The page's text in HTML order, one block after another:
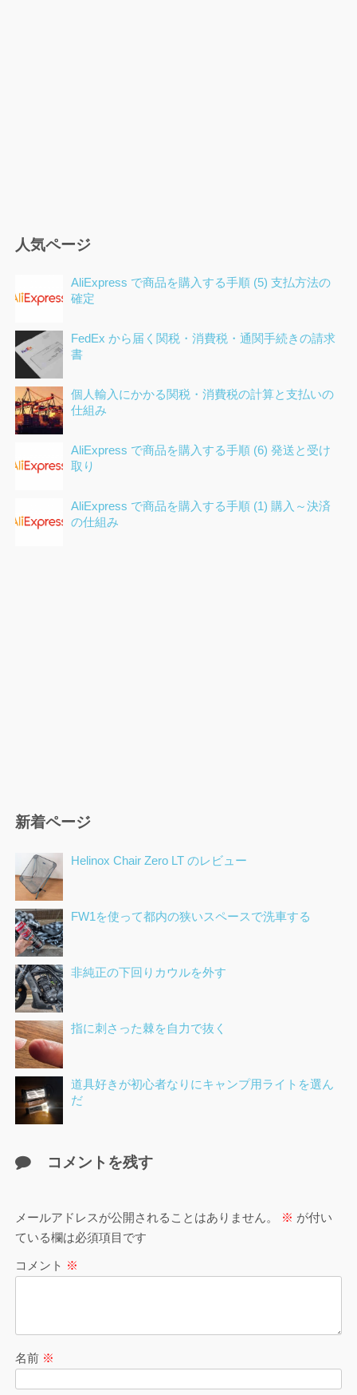
人気ページ
AliExpress で商品を購入する手順 (5) 支払方法の
確定
FedEx から届く関税・消費税・通関手続きの請求
書
個人輸入にかかる関税・消費税の計算と支払いの
仕組み
AliExpress で商品を購入する手順 (6) 発送と受け
取り
AliExpress で商品を購入する手順 (1) 購入～決済
の仕組み
新着ページ
Helinox Chair Zero LT のレビュー
FW1を使って都内の狭いスペースで洗車する
非純正の下回りカウルを外す
指に刺さった棘を自力で抜く
道具好きが初心者なりにキャンプ用ライトを選ん
だ
コメントを残す
メールアドレスが公開されることはありません。 ※ が付い
ている欄は必須項目です
コメント ※
名前 ※